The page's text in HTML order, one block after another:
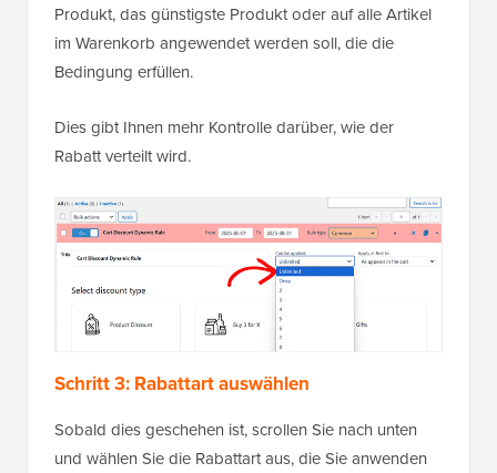
Produkt, das günstigste Produkt oder auf alle Artikel
im Warenkorb angewendet werden soll, die die
Bedingung erfüllen.
Dies gibt Ihnen mehr Kontrolle darüber, wie der
Rabatt verteilt wird.
Schritt 3: Rabattart auswählen
Sobald dies geschehen ist, scrollen Sie nach unten
und wählen Sie die Rabattart aus, die Sie anwenden